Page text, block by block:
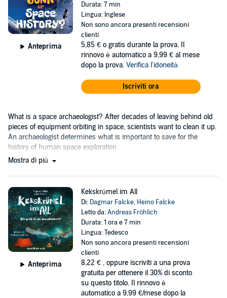
Anteprima
Durata: 7 min
Lingua: Inglese
Non sono ancora presenti recensioni
clienti
5,85 € o gratis durante la prova. Il
rinnovo è automatico a 9,99 € al mese
dopo la prova. Verifica l'idoneità
Iscriviti ora
What is a space archaeologist? After decades of leaving behind old
pieces of equipment orbiting in space, scientists want to clean it up.
An archaeologist determines what is important to save for the
history of human space exploration.
Mostra di più
Anteprima
Kekskrümel im All
Di: Dagmar Falcke, Heino Falcke
Letto da:Andreas Fröhlich
Durata: 1 ora e 7 min
Lingua: Tedesco
Non sono ancora presenti recensioni
clienti
8,22 € , oppure iscriviti a una prova
gratuita per ottenere il 30% di sconto
su questo titolo. Il rinnovo è
automatico a 9,99 €/mese dopo la